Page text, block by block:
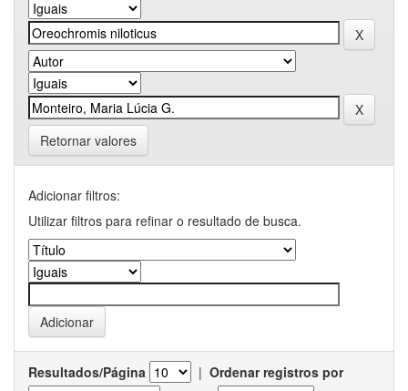
Retornar valores
Adicionar filtros:
Utilizar filtros para refinar o resultado de busca.
Resultados/Página | Ordenar registros por